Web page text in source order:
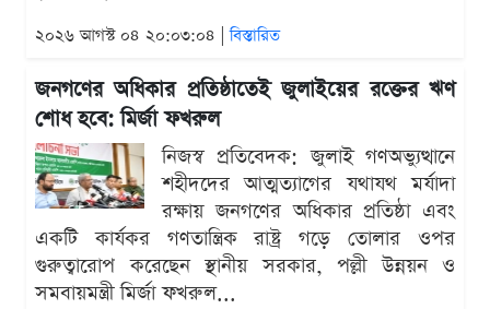
২০২৬ আগস্ট ০৪ ২০:০৩:০৪ |বিস্তারিত
জনগণের অধিকার প্রতিষ্ঠাতেই জুলাইয়ের রক্তের ঋণ
শোধ হবে: মির্জা ফখরুল
নিজস্ব প্রতিবেদক: জুলাই গণঅভ্যুত্থানে
শহীদদের আত্মত্যাগের যথাযথ মর্যাদা
রক্ষায় জনগণের অধিকার প্রতিষ্ঠা এবং
একটি কার্যকর গণতান্ত্রিক রাষ্ট্র গড়ে তোলার ওপর
গুরুত্বারোপ করেছেন স্থানীয় সরকার, পল্লী উন্নয়ন ও
সমবায়মন্ত্রী মির্জা ফখরুল...